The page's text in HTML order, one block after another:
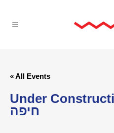
« All Events
Under
חיפה